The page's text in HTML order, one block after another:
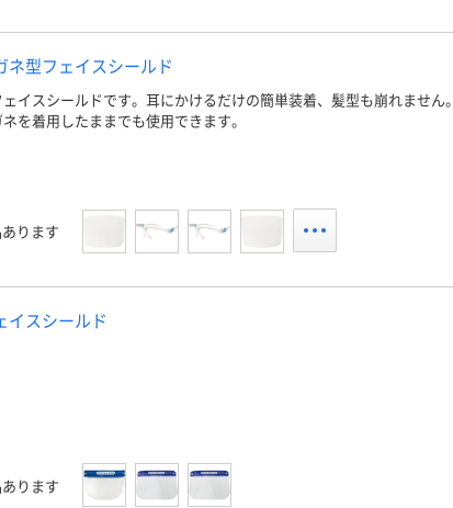
ネ型フェイスシールド
イスシールドです。耳にかけるだけの簡単装着、髪型も崩れません。
を着用したままでも使用できます。
ります
イスシールド
ります